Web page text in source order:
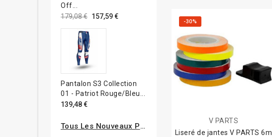
Off...
179,08 € 157,59 €
Pantalon S3 Collection
01 - Patriot Rouge/bleu...
139,48 €
Tous Les Nouveaux Produits
-30%
V PARTS
Liseré de jantes V PARTS 6m